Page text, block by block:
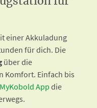
einer Akkuladung
für dich. Die
über die
Komfort. Einfach bis
MyKobold App die